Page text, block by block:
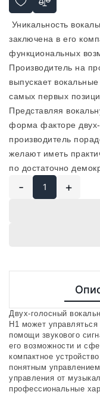
Уникальность
заключена в его
функциональных
Производитель на
выпускает
самых первых
Представляя
форма факторе двух-
производитель
желают иметь
по достаточно
- +
Двух-голосный
H1 может
помощи звукового
его возможности и
компактное
понятным
управления от
профессиональные